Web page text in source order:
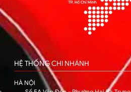
HỆ THỐNG CHI NHÁNH
HÀ NỘI